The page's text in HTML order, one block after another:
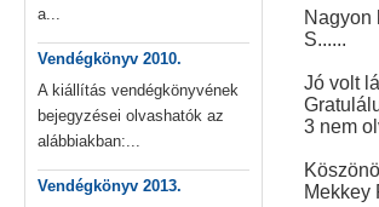
a...
Vendégkönyv 2010.
A kiállítás vendégkönyvének
bejegyzései olvashatók az
alábbiakban:...
Vendégkönyv 2013.
Nagyon
S......
Jó volt
3 nem
Mekkey